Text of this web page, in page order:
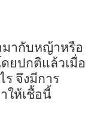
มากับหญ้าหรือ
ยปกติแล้วเมื่อ
ร จึงมีการ
ให้เชื้อนี้